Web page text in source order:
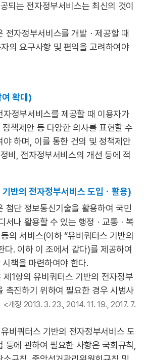
되는 전자정부서비스는 최신의 것이
자정부서비스를 개발ㆍ제공할 때
의 요구사항 및 편익을 고려하여야
확대)
자정부서비스를 제공할 때 이용자가
책제안 등 다양한 의사를 표현할 수
야 하며, 이를 통한 건의 및 정책제안
비, 전자정부서비스의 개선 등에 적
반의 전자정부서비스 도입ㆍ활용)
첨단 정보통신기술을 활용하여 국민
서나 활용할 수 있는 행정ㆍ교통ㆍ복
의 서비스(이하 “유비쿼터스 기반의
다. 이하 이 조에서 같다)를 제공하여
책을 마련하여야 한다.
1항의 유비쿼터스 기반의 전자정부
촉진하기 위하여 필요한 경우 시범사
<개정 2013. 3. 23., 2014. 11. 19., 2017. 7.
비쿼터스 기반의 전자정부서비스 도
등에 관하여 필요한 사항은 국회규칙,